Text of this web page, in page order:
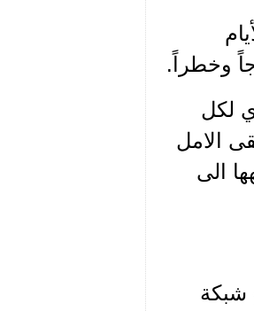
وخطراً.
لكل
الامل
الى
شبكة